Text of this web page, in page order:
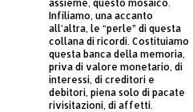
assieme, questo mosaico.
Infiliamo, una accanto
all’altra, le “perle” di questa
collana di ricordi. Costituiamo
questa banca della memoria,
priva di valore monetario, di
interessi, di creditori e
debitori, piena solo di pacate
rivisitazioni, di affetti.